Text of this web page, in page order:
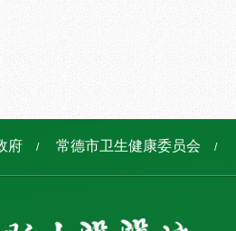
府 / 常德市卫生健康委员会 /